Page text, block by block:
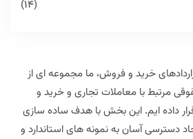
(14)
خرید و فروش، ما مجموعه ای از
مرتبط با معاملات تجاری و خرید و
داده ایم. این بخش با هدف ساده سازی
دسترسی آسان به نمونه های استاندارد و